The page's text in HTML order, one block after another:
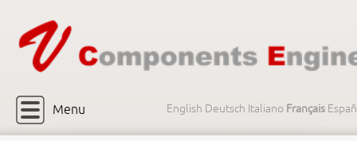
Menu English Deutsch Italiano Français